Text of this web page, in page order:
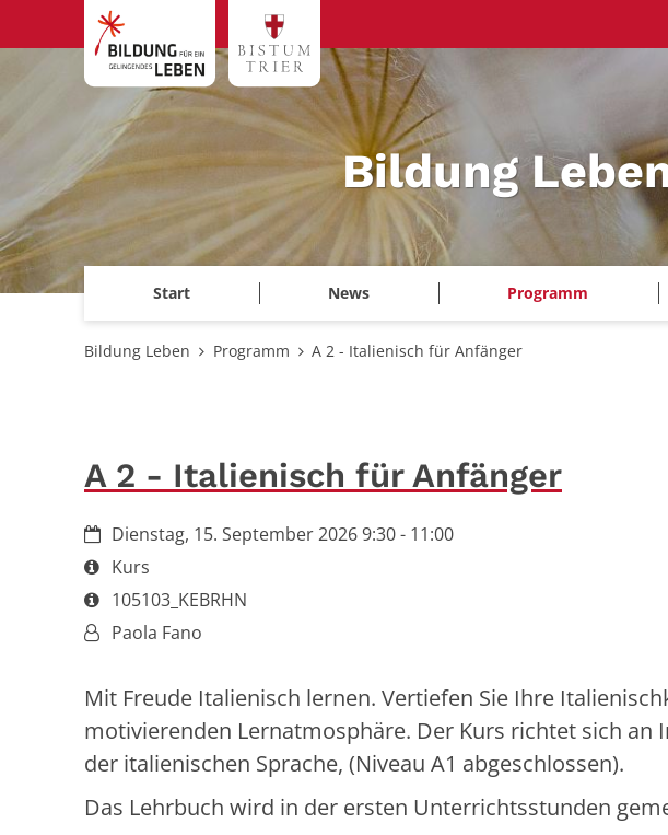
Zum Inhalt springen
Bildung
Start News Programm
Bildung Leben Programm A 2 - Italienisch für Anfänger
A 2 - Italienisch für Anfänger
Datum:Dienstag, 15. September 2026 9:30 - 11:00
Art bzw. Nummer:
Kurs
Art bzw. Nummer:
105103_KEBRHN
Von:Paola Fano
Mit Freude Italienisch lernen. Vertiefen Sie Ihre
motivierenden Lernatmosphäre. Der Kurs richtet sich
der italienischen Sprache, (Niveau A1 abgeschlossen).
Das Lehrbuch wird in der ersten Unterrichtsstunden